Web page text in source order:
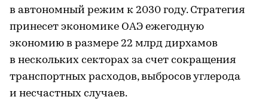
в автономный режим к 2030 году. Стратегия
принесет экономике ОАЭ ежегодную
экономию в размере 22 млрд дирхамов
в нескольких секторах за счет сокращения
транспортных расходов, выбросов углерода
и несчастных случаев.